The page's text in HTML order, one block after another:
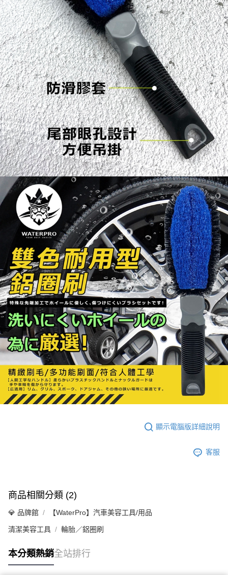
顯示電腦版詳細說明
客服
商品相關分類 (2)
💎 品牌館 【WaterPro】汽車美容工具/用品
清潔美容工具 輪胎／鋁圈刷
本分類熱銷全站排行